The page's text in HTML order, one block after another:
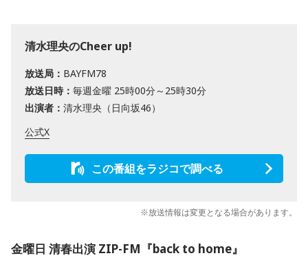
清水理央のCheer up!
放送局： BAYFM78
放送日時： 毎週金曜 25時00分～25時30分
出演者： 清水理央（日向坂46）
公式X
この番組をラジコで調べる
※放送情報は変更となる場合があります。
金曜日 清春出演 ZIP-FM『back to home』